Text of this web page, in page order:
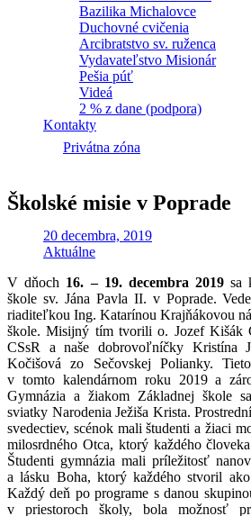
Bazilika Michalovce
Duchovné cvičenia
Arcibratstvo sv. ruženca
Vydavateľstvo Misionár
Pešia púť
Videá
2 % z dane (podpora)
Kontakty
Privátna zóna
Školské misie v Poprade
20 decembra, 2019
Aktuálne
V dňoch 16. – 19. decembra 2019 sa
škole sv. Jána Pavla II. v Poprade.
riaditeľkou Ing. Katarínou Krajňákovou
škole. Misijný tím tvorili o. Jozef Kišák
CSsR a naše dobrovoľníčky Kristína
Kočišová zo Sečovskej Polianky.
v tomto kalendárnom roku 2019 a
Gymnázia a žiakom Základnej škole
sviatky Narodenia Ježiša Krista.
svedectiev, scénok mali študenti a žiaci
milosrdného Otca, ktorý každého
Študenti gymnázia mali príležitosť
a lásku Boha, ktorý každého stvoril
Každý deň po programe s danou
v priestoroch školy, bola možnosť